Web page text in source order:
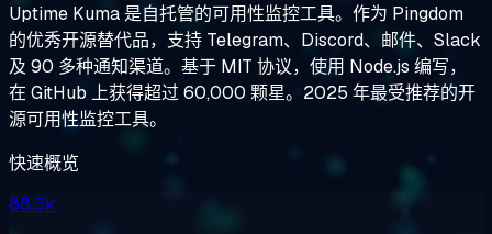
Uptime Kuma 是自托管的可用性监控工具。作为 Pingdom
的优秀开源替代品，支持 Telegram、Discord、邮件、Slack
及 90 多种通知渠道。基于 MIT 协议，使用 Node.js 编写，
在 GitHub 上获得超过 60,000 颗星。2025 年最受推荐的开
源可用性监控工具。
快速概览
88.3k